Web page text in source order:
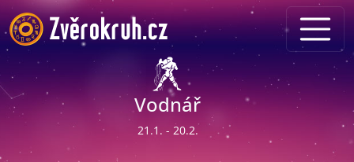
Vodnář
21.1. - 20.2.